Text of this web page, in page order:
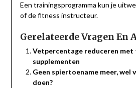
Een trainingsprogramma kun je
of de fitness instructeur.
Gerelateerde Vragen En
Vetpercentage reduceren met
supplementen
Geen spiertoename meer,
doen?